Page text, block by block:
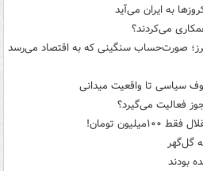
به ایران می‌آید
می‌کردند؟
صورت‌حساب سنگینی که به اقتصاد می‌رسد
سیاسی تا واقعیت میدانی
فعالیت می‌گیرد؟
تومان!
گل‌گهر
بودند